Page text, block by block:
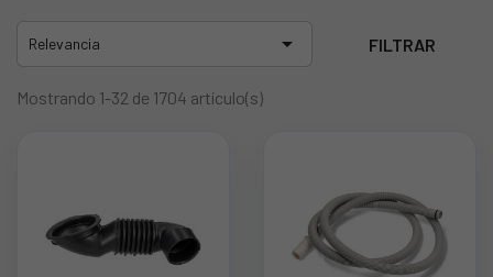
Relevancia  FILTRAR
Mostrando 1-32 de 1704 artículo(s)